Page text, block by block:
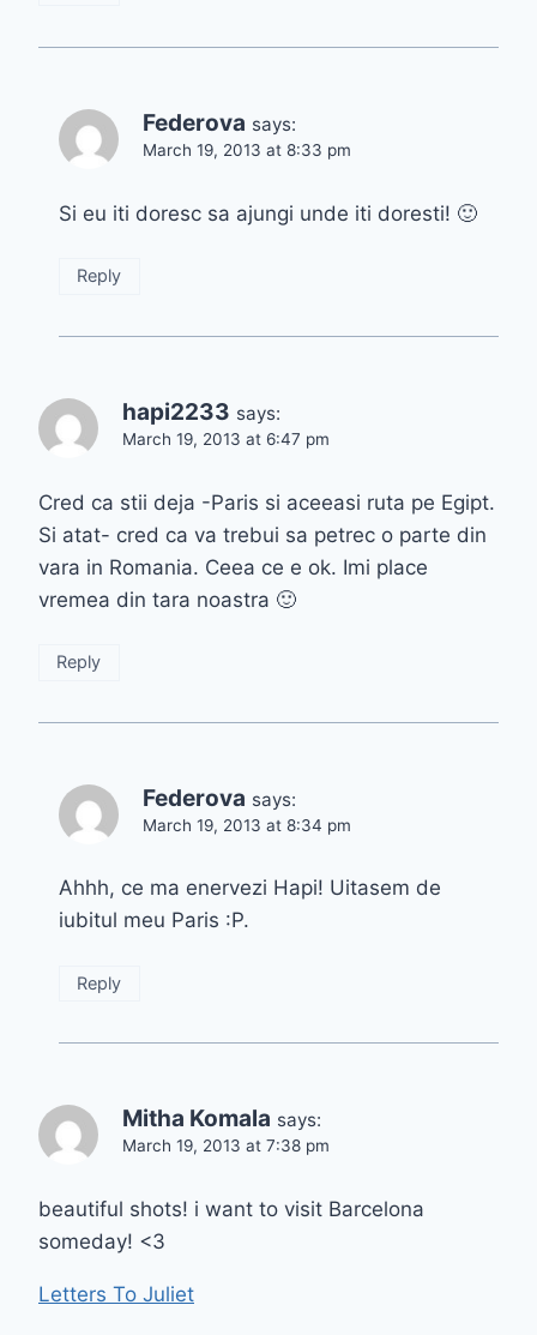
Federova says:
March 19, 2013 at 8:33 pm
Si eu iti doresc sa ajungi unde iti doresti! 🙂
Reply
hapi2233 says:
March 19, 2013 at 6:47 pm
Cred ca stii deja -Paris si aceeasi ruta pe Egipt.
Si atat- cred ca va trebui sa petrec o parte din
vara in Romania. Ceea ce e ok. Imi place
vremea din tara noastra 🙂
Reply
Federova says:
March 19, 2013 at 8:34 pm
Ahhh, ce ma enervezi Hapi! Uitasem de
iubitul meu Paris :P.
Reply
Mitha Komala says:
March 19, 2013 at 7:38 pm
beautiful shots! i want to visit Barcelona
someday! <3
Letters To Juliet